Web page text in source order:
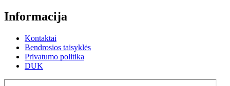
Informacija
Kontaktai
Bendrosios taisyklės
Privatumo politika
DUK